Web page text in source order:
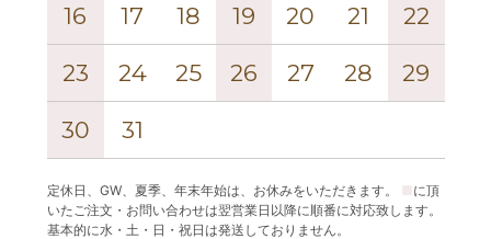
16 17 18 19 20 21 22
23 24 25 26 27 28 29
30 31
定休日、GW、夏季、年末年始は、お休みをいただきます。
に頂
いたご注文・お問い合わせは翌営業日以降に順番に対応致します。
基本的に水・土・日・祝日は発送しておりません。